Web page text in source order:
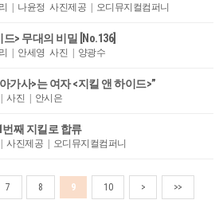
| 나윤정 사진제공 | 오디뮤지컬컴퍼니
드> 무대의 비밀 [No.136]
| 안세영 사진 | 양광수
가사>는 여자 <지킬 앤 하이드>”
사진 | 안시은
번째 지킬로 합류
사진제공 | 오디뮤지컬컴퍼니
7 8 9 10 > >>